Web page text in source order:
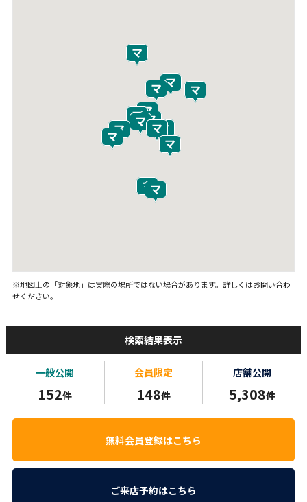
※地図上の「対象地」は実際の場所ではない場合があります。詳しくはお問い合わ
せください。
検索結果表示
一般公開
152件
会員限定
148件
店舗公開
5,308件
無料会員登録はこちら
ご来店予約はこちら